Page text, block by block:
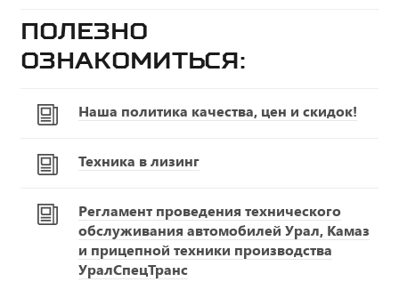
Полезно
ознакомиться:
Наша политика качества, цен и скидок!
Техника в лизинг
Регламент проведения технического
обслуживания автомобилей Урал, Камаз
и прицепной техники производства
УралСпецТранс